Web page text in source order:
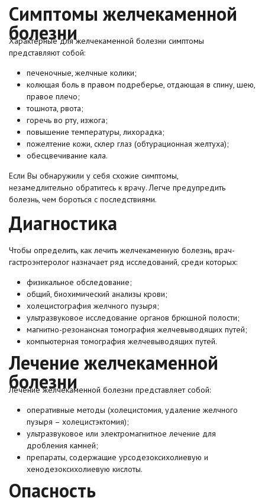
Симптомы желчекаменной
болезни
Характерные для желчекаменной болезни симптомы
представляют собой:
печеночные, желчные колики;
колющая боль в правом подреберье, отдающая в спину, шею,
правое плечо;
тошнота, рвота;
горечь во рту, изжога;
повышение температуры, лихорадка;
пожелтение кожи, склер глаз (обтурационная желтуха);
обесцвечивание кала.
Если Вы обнаружили у себя схожие симптомы,
незамедлительно обратитесь к врачу. Легче предупредить
болезнь, чем бороться с последствиями.
Диагностика
Чтобы определить, как лечить желчекаменную болезнь, врач-
гастроэнтеролог назначает ряд исследований, среди которых:
физикальное обследование;
общий, биохимический анализы крови;
холецистография желчного пузыря;
ультразвуковое исследование органов брюшной полости;
магнитно-резонансная томография желчевыводящих путей;
компьютерная томография желчевыводящих путей.
Лечение желчекаменной
болезни
Лечение желчекаменной болезни представляет собой:
оперативные методы (холецистомия, удаление желчного
пузыря – холецистэктомия);
ультразвуковое или электромагнитное лечение для
дробления камней;
препараты, содержащие урсодезоксихолиевую и
хенодезоксихолиевую кислоты.
Опасность